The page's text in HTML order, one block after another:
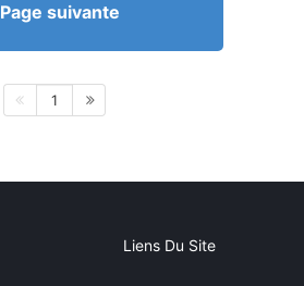
Page suivante
1
Liens Du Site